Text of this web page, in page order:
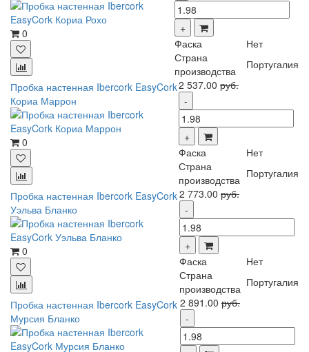
0
Фаска
Нет
Страна
производства
Португалия
Пробка настенная Ibercork EasyCork
Кориа Маррон
0
2 537.00 руб.
Фаска
Нет
Страна
производства Португалия
Пробка настенная Ibercork EasyCork
Уэльва Бланко
0
2 773.00 руб.
Фаска
Нет
Страна
производства Португалия
Пробка настенная Ibercork EasyCork
Мурсия Бланко
2 891.00 руб.